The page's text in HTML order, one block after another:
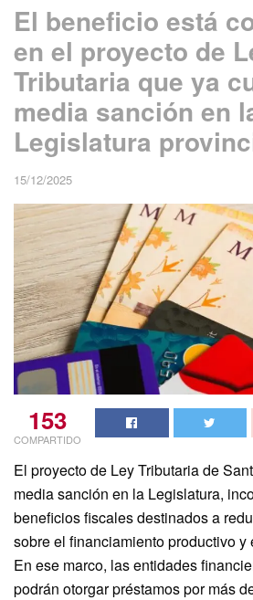
El beneficio está
en el proyecto de
Tributaria que ya
media sanción en
Legislatura
15/12/2025
153
COMPARTIDO
El proyecto de Ley Tributaria de
media sanción en la Legislatura,
beneficios fiscales destinados a
sobre el financiamiento productivo y
En ese marco, las entidades
podrán otorgar préstamos por más